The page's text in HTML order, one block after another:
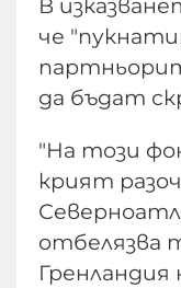
В
че
да бъдат
"На този
крият
отбелязва